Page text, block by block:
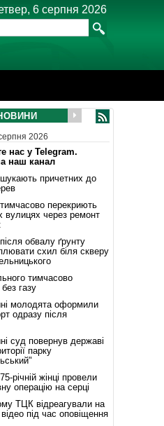
6 серпня 2026
2026
нас у Telegram.
наш канал
причетних до
перекриють
вулицях через ремонт
обвалу ґрунту
схил біля скверу
тимчасово
газу
молодята оформили
одразу після
суд повернув державі
парку
річній жінці провели
операцію на серці
ТЦК відреагували на
під час оповіщення